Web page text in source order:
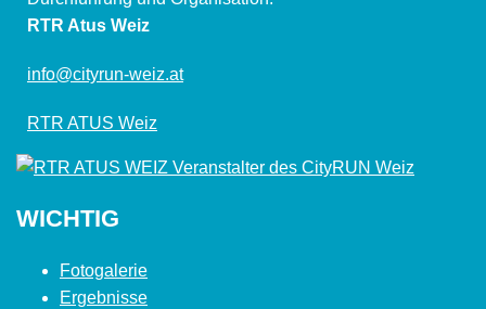
RTR Atus Weiz
info@cityrun-weiz.at
RTR ATUS Weiz
WICHTIG
Fotogalerie
Ergebnisse